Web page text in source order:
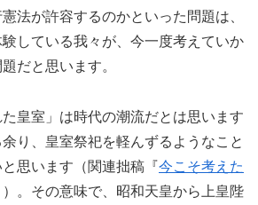
法が許容するのかといった問題は、
している我々が、今一度考えていか
だと思います。
皇室」は時代の潮流だとは思います
り、皇室祭祀を軽んずるようなこと
思います（関連拙稿『今こそ考えた
）。その意味で、昭和天皇から上皇陛